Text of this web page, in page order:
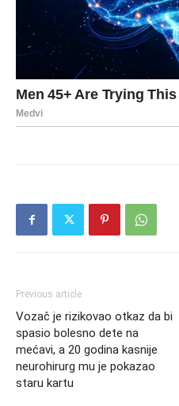
Previous article
Vozač je rizikovao otkaz da bi
spasio bolesno dete na
mećavi, a 20 godina kasnije
neurohirurg mu je pokazao
staru kartu